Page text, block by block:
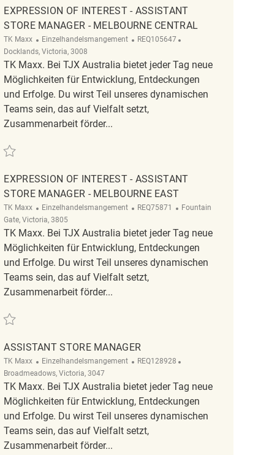
EXPRESSION OF INTEREST - ASSISTANT
STORE MANAGER - MELBOURNE CENTRAL
TK Maxx Kategorie
Einzelhandelsmangement ReqId
REQ105647
Docklands, Victoria, 3008
TK Maxx. Bei TJX Australia bietet jeder Tag neue
Möglichkeiten für Entwicklung, Entdeckungen
und Erfolge. Du wirst Teil unseres dynamischen
Teams sein, das auf Vielfalt setzt,
Zusammenarbeit förder...
Retten Expression of Interest - Assistant Store Manager - Melbourne Central
EXPRESSION OF INTEREST - ASSISTANT
STORE MANAGER - MELBOURNE EAST
TK Maxx Kategorie
Einzelhandelsmangement ReqId
REQ75871 Ort
Fountain
Gate, Victoria, 3805
TK Maxx. Bei TJX Australia bietet jeder Tag neue
Möglichkeiten für Entwicklung, Entdeckungen
und Erfolge. Du wirst Teil unseres dynamischen
Teams sein, das auf Vielfalt setzt,
Zusammenarbeit förder...
ASSISTANT STORE MANAGER
TK Maxx Kategorie
Einzelhandelsmangement ReqId
REQ128928
Broadmeadows, Victoria, 3047
TK Maxx. Bei TJX Australia bietet jeder Tag neue
Möglichkeiten für Entwicklung, Entdeckungen
und Erfolge. Du wirst Teil unseres dynamischen
Teams sein, das auf Vielfalt setzt,
Zusammenarbeit förder...